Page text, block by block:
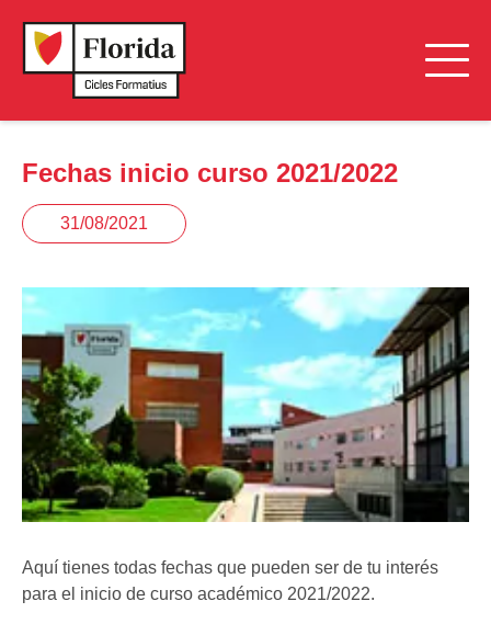
Fechas inicio curso 2021/2022
31/08/2021
Aquí tienes todas fechas que pueden ser de tu interés
para el inicio de curso académico 2021/2022.